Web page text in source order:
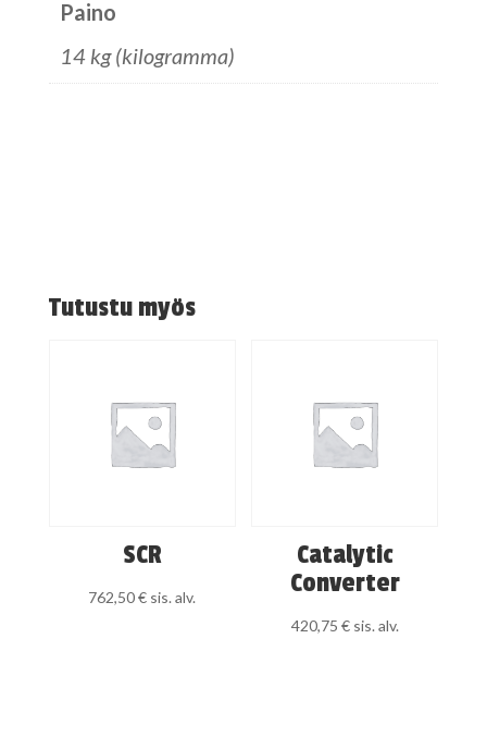
Paino
14 kg (kilogramma)
Tutustu myös
SCR
762,50€ sis. alv.
Catalytic
Converter
420,75 € sis. alv.